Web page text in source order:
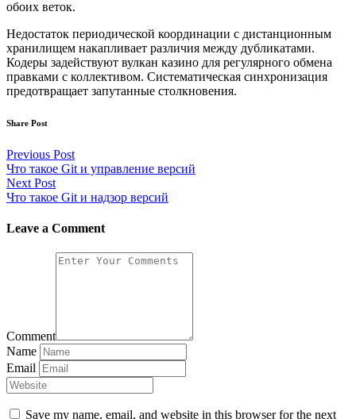
обоих веток.
Недостаток периодической координации с дистанционным
хранилищем накапливает различия между дубликатами.
Кодеры задействуют вулкан казино для регулярного обмена
правками с коллективом. Систематическая синхронизация
предотвращает запутанные столкновения.
Share Post
Post
navigation
Previous Post
Что такое Git и управление версий
Next Post
Что такое Git и надзор версий
Leave a Comment
Comment
Name
Email
Save my name, email, and website in this browser for the next